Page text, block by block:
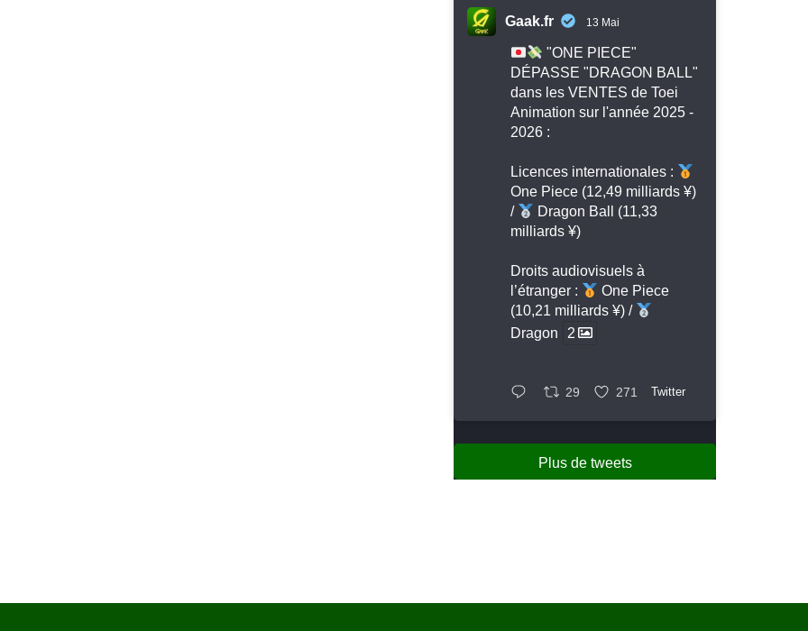
Gaak.fr 13 Mai
"ONE PIECE"
DÉPASSE "DRAGON BALL"
dans les VENTES de Toei
Animation sur l'année 2025 -
2026 :
Licences internationales :
One Piece (12,49 milliards ¥)
/
Dragon Ball (11,33
milliards ¥)
Droits audiovisuels à
l’étranger :
One Piece
(10,21 milliards ¥) /
Dragon
2
29 271 Twitter
Plus de tweets